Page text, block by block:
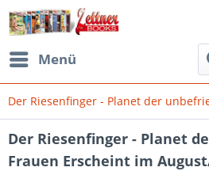
Menü
Der Riesenfinger - Planet der
Der Riesenfinger - Planet
Frauen Erscheint im